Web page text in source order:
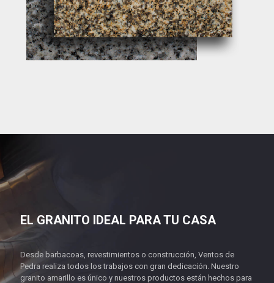
EL GRANITO IDEAL PARA TU CASA
Desde barbacoas, revestimientos o construcción, Ventos de
Pedra realiza todos los trabajos con gran dedicación. Nuestro
granito amarillo es único y nuestros productos están hechos para